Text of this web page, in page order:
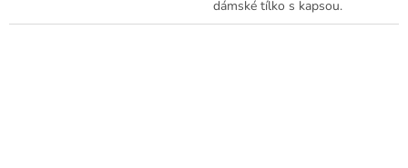
dámské tílko s kapsou.